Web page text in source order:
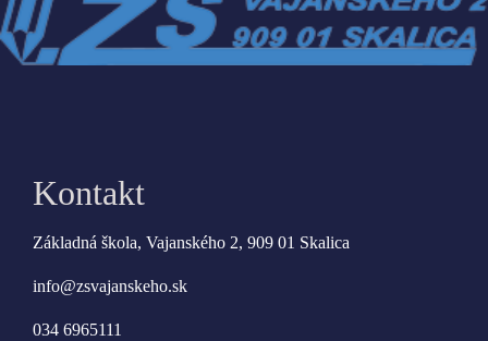
Kontakt
Základná škola, Vajanského 2, 909 01 Skalica
info@zsvajanskeho.sk
034 6965111